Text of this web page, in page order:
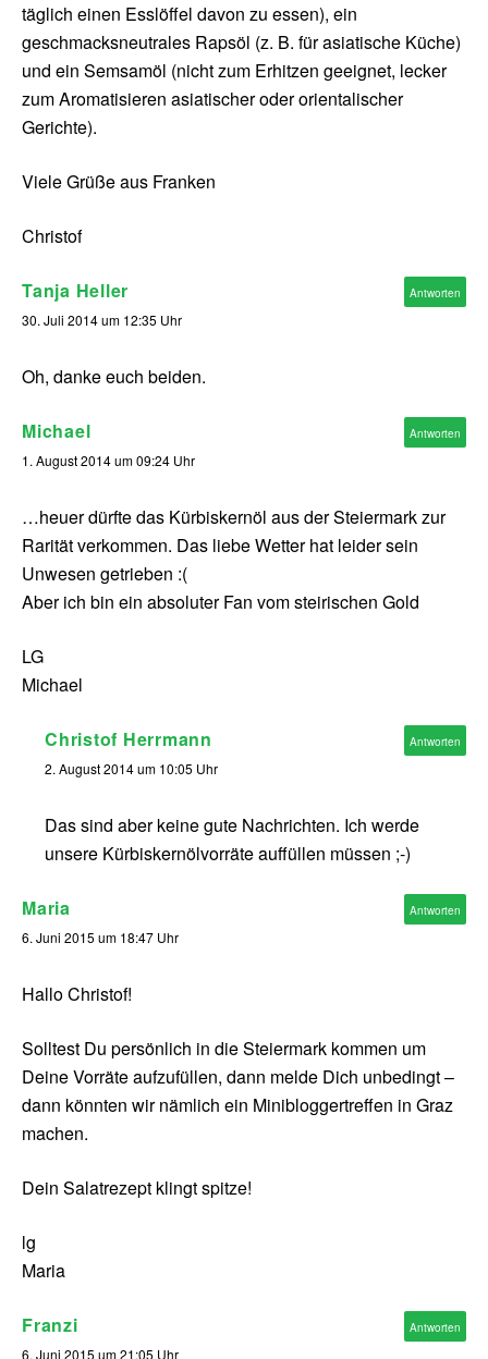
täglich einen Esslöffel davon zu essen), ein
geschmacksneutrales Rapsöl (z. B. für asiatische Küche)
und ein Semsamöl (nicht zum Erhitzen geeignet, lecker
zum Aromatisieren asiatischer oder orientalischer
Gerichte).
Viele Grüße aus Franken
Christof
Tanja Heller
30. Juli 2014 um 12:35 Uhr
Oh, danke euch beiden.
Antworten
Michael
1. August 2014 um 09:24 Uhr
…heuer dürfte das Kürbiskernöl aus der Steiermark zur
Rarität verkommen. Das liebe Wetter hat leider sein
Unwesen getrieben :(
Aber ich bin ein absoluter Fan vom steirischen Gold
LG
Michael
Antworten
Christof Herrmann
2. August 2014 um 10:05 Uhr
Das sind aber keine gute Nachrichten. Ich werde
unsere Kürbiskernölvorräte auffüllen müssen ;-)
Antworten
Maria
6. Juni 2015 um 18:47 Uhr
Hallo Christof!
Solltest Du persönlich in die Steiermark kommen um
Deine Vorräte aufzufüllen, dann melde Dich unbedingt –
dann könnten wir nämlich ein Minibloggertreffen in Graz
machen.
Dein Salatrezept klingt spitze!
lg
Maria
Antworten
Franzi
6. Juni 2015 um 21:05 Uhr
Antworten